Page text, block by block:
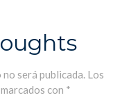
será publicada. Los
con *